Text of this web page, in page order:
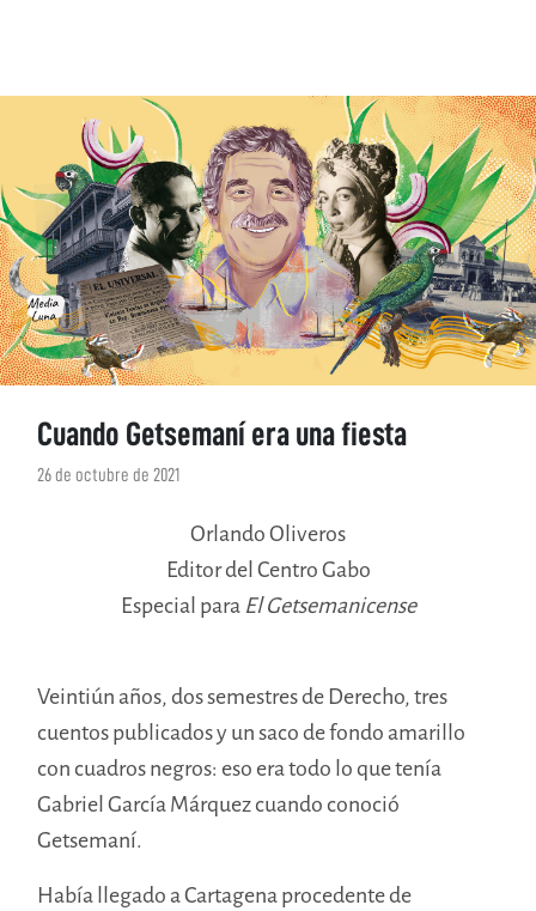
Cuando Getsemaní era una fiesta
26 de octubre de 2021
Orlando Oliveros
Editor del Centro Gabo
Especial para El Getsemanicense
Veintiún años, dos semestres de Derecho, tres
cuentos publicados y un saco de fondo amarillo
con cuadros negros: eso era todo lo que tenía
Gabriel García Márquez cuando conoció
Getsemaní.
Había llegado a Cartagena procedente de